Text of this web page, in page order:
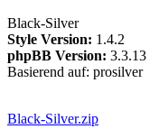
Black-Silver
Style Version: 1.4.2
phpBB Version: 3.3.13
Basierend auf: prosilver
Black-Silver.zip